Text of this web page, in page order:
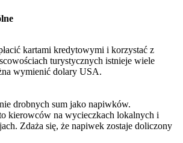
kartami kredytowymi i korzystać z
turystycznych istnieje wiele
wymienić dolary USA.
drobnych sum jako napiwków.
kierowców na wycieczkach lokalnych i
Zdaża się, że napiwek zostaje doliczony